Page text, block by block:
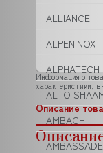
ALLIANCE
ALPENINOX
ALPHATECH
ALTO
AMBACH
AMBASSADE
Информация о
характеристики,
Описание